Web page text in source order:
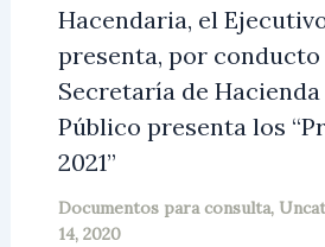
Hacendaria, el
presenta, por conducto
Secretaría de
Público presenta los
2021”
Documentos para consulta,
14, 2020